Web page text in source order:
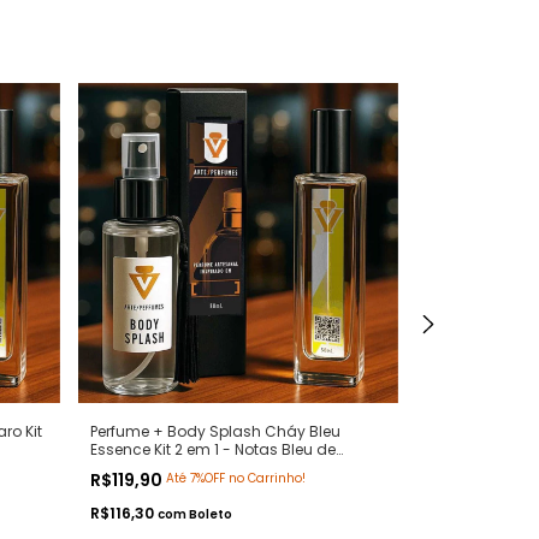
Kit
Perfume + Body Splash Cháy Bleu
Essence Kit 2 em 1 - Notas Bleu de
Chanel - Contratipos Premium - Arte 1
Perfumes
R$119,90 Até 7%OFF no Carrinho!
R$116,30 comBoleto